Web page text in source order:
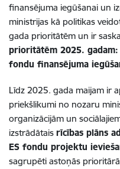
finansējuma iegūšanai un
ministrijas kā politikas
gada prioritātēm un ir
prioritātēm 2025.
fondu finansējuma
Līdz 2025. gada maijam ir
priekšlikumi no nozaru
organizācijām un
izstrādātais rīcības plāns
ES fondu projektu
sagrupēti astoņās